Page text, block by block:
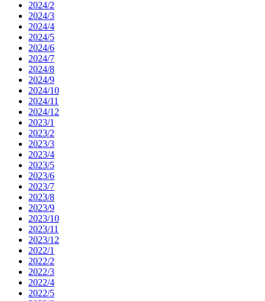
2024/2
2024/3
2024/4
2024/5
2024/6
2024/7
2024/8
2024/9
2024/10
2024/11
2024/12
2023/1
2023/2
2023/3
2023/4
2023/5
2023/6
2023/7
2023/8
2023/9
2023/10
2023/11
2023/12
2022/1
2022/2
2022/3
2022/4
2022/5